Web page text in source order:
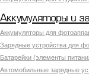
Аккумуляторы и
Аккумуляторы для
Зарядные устройства для
Батарейки (элементы
Автомобильные зарядные